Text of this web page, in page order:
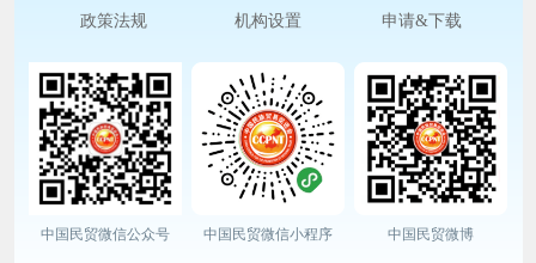
政策法规
机构设置 申请&下载
中国民贸微信公众号 中国民贸微信小程序 中国民贸微博